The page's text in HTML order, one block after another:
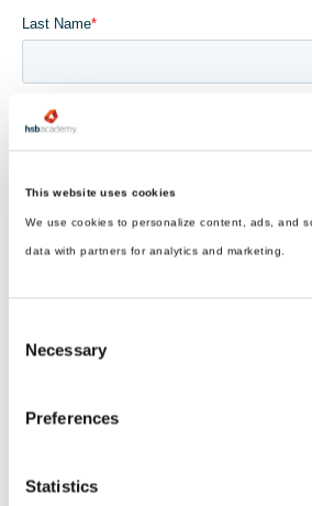
This website uses cookies
We use cookies to personalize content, ads, and
data with partners for analytics and marketing.
Selection
Necessary
Preferences
Statistics